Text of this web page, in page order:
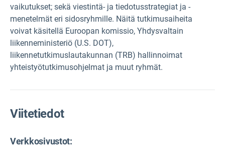
vaikutukset; sekä viestintä- ja tiedotusstrategiat ja -
menetelmät eri sidosryhmille. Näitä tutkimusaiheita
voivat käsitellä Euroopan komissio, Yhdysvaltain
liikenneministeriö (U.S. DOT),
liikennetutkimuslautakunnan (TRB) hallinnoimat
yhteistyötutkimusohjelmat ja muut ryhmät.
Viitetiedot
Verkkosivustot: